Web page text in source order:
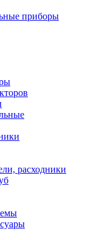
приборы
расходники